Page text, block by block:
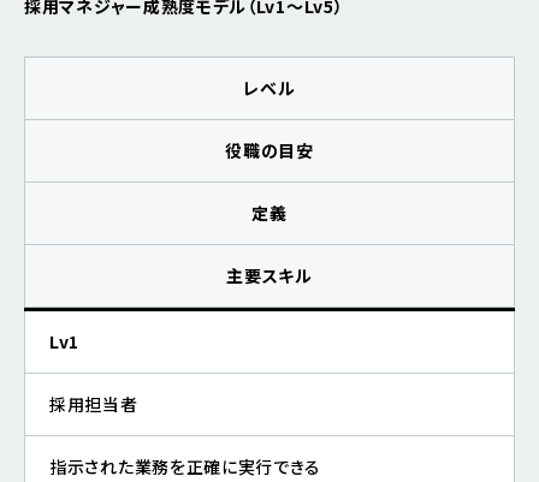
採用マネジャー成熟度モデル（Lv1〜Lv5）
レベル
役職の目安
定義
主要スキル
Lv1
採用担当者
指示された業務を正確に実行できる